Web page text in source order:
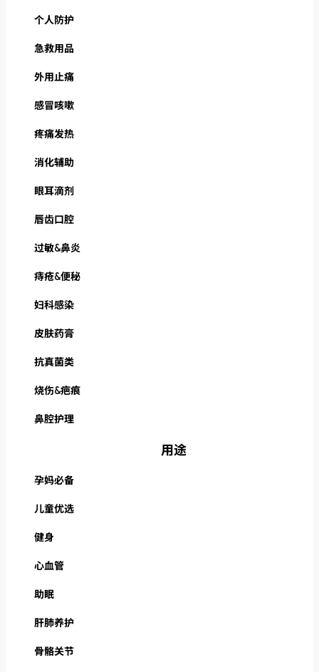
个人防护
急救用品
外用止痛
感冒咳嗽
疼痛发热
消化辅助
眼耳滴剂
唇齿口腔
过敏&鼻炎
痔疮&便秘
妇科感染
皮肤药膏
抗真菌类
烧伤&疤痕
鼻腔护理
用途
孕妈必备
儿童优选
健身
心血管
助眠
肝肺养护
骨骼关节